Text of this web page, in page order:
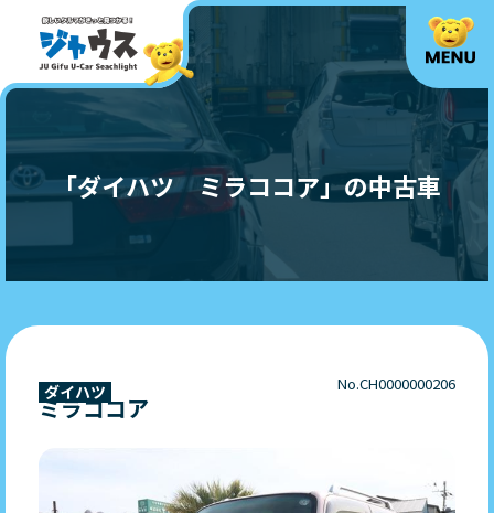
「ダイハツ ミラココア」の中古車
No.CH0000000206
ダイハツ
ミラココア